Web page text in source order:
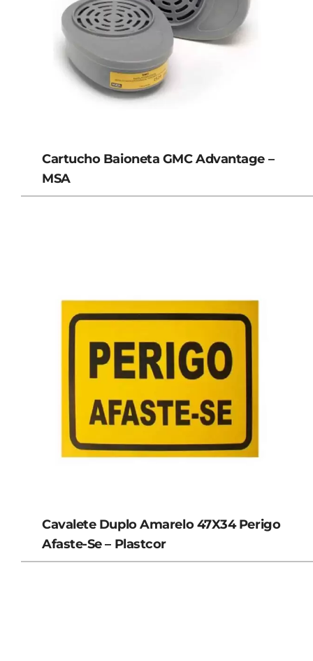
Cartucho Baioneta GMC Advantage –
MSA
Cavalete Duplo Amarelo 47X34 Perigo
Afaste-Se – Plastcor